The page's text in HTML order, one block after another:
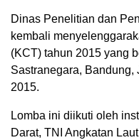
Dinas Penelitian dan
kembali
(KCT) tahun 2015 yang
Sastranegara, Bandung,
2015.
Lomba ini diikuti oleh
Darat, TNI Angkatan